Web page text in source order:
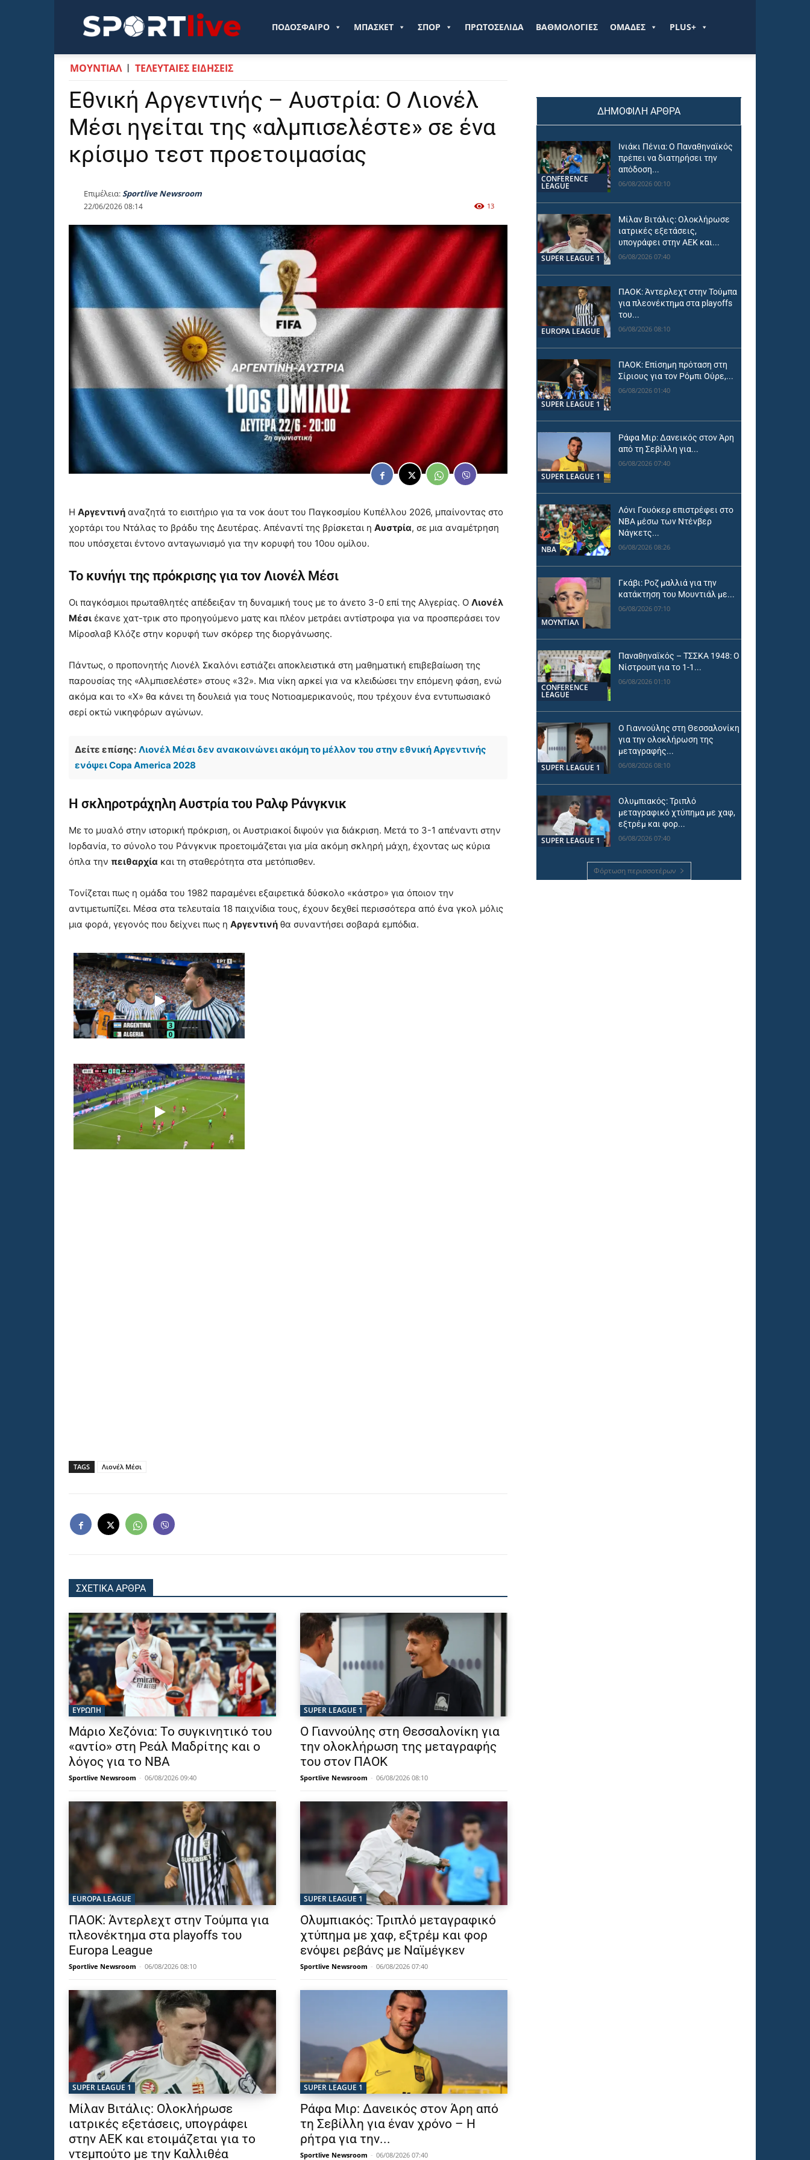
Sportlive.grΠΟΔΟΣΦΑΙΡΟ ΜΠΑΣΚΕΤ ΣΠΟΡ ΠΡΩΤΟΣΕΛΙΔΑ ΒΑΘΜΟΛΟΓΙΕΣ ΟΜΑΔΕΣ PLUS+
ΜΟΥΝΤΙΆΛ ΤΕΛΕΥΤΑΙΕΣ ΕΙΔΗΣΕΙΣ
Εθνική Αργεντινής – Αυστρία: Ο Λιονέλ
Μέσι ηγείται της «αλμπισελέστε» σε ένα
κρίσιμο τεστ προετοιμασίας
Επιμέλεια:Sportlive Newsroom
22/06/2026 08:14 13
Η Αργεντινή αναζητά το εισιτήριο για τα νοκ άουτ του Παγκοσμίου Κυπέλλου 2026, μπαίνοντας στο
χορτάρι του Ντάλας το βράδυ της Δευτέρας. Απέναντί της βρίσκεται η Αυστρία, σε μια αναμέτρηση
που υπόσχεται έντονο ανταγωνισμό για την κορυφή του 10ου ομίλου.
Το κυνήγι της πρόκρισης για τον Λιονέλ Μέσι
Οι παγκόσμιοι πρωταθλητές απέδειξαν τη δυναμική τους με το άνετο 3-0 επί της Αλγερίας. Ο Λιονέλ
Μέσι έκανε χατ-τρικ στο προηγούμενο ματς και πλέον μετράει αντίστροφα για να προσπεράσει τον
Μίροσλαβ Κλόζε στην κορυφή των σκόρερ της διοργάνωσης.
Πάντως, ο προπονητής Λιονέλ Σκαλόνι εστιάζει αποκλειστικά στη μαθηματική επιβεβαίωση της
παρουσίας της «Αλμπισελέστε» στους «32». Μια νίκη αρκεί για να κλειδώσει την επόμενη φάση, ενώ
ακόμα και το «Χ» θα κάνει τη δουλειά για τους Νοτιοαμερικανούς, που τρέχουν ένα εντυπωσιακό
σερί οκτώ νικηφόρων αγώνων.
Δείτε επίσης: Λιονέλ Μέσι δεν ανακοινώνει ακόμη το μέλλον του στην εθνική Αργεντινής
ενόψει Copa America 2028
Η σκληροτράχηλη Αυστρία του Ραλφ Ράνγκνικ
Με το μυαλό στην ιστορική πρόκριση, οι Αυστριακοί διψούν για διάκριση. Μετά το 3-1 απέναντι στην
Ιορδανία, το σύνολο του Ράνγκνικ προετοιμάζεται για μία ακόμη σκληρή μάχη, έχοντας ως κύρια
όπλα την πειθαρχία και τη σταθερότητα στα μετόπισθεν.
Τονίζεται πως η ομάδα του 1982 παραμένει εξαιρετικά δύσκολο «κάστρο» για όποιον την
αντιμετωπίζει. Μέσα στα τελευταία 18 παιχνίδια τους, έχουν δεχθεί περισσότερα από ένα γκολ μόλις
μια φορά, γεγονός που δείχνει πως η Αργεντινή θα συναντήσει σοβαρά εμπόδια.
TAGS Λιονέλ Μέσι
ΣΧΕΤΙΚΑ ΑΡΘΡΑ
ΕΥΡΩΠΗ
Μάριο Χεζόνια: Το συγκινητικό του
«αντίο» στη Ρεάλ Μαδρίτης και ο
λόγος για το NBA
Sportlive Newsroom - 06/08/2026 09:40
SUPER LEAGUE 1
Ο Γιαννούλης στη Θεσσαλονίκη για
την ολοκλήρωση της μεταγραφής
του στον ΠΑΟΚ
Sportlive Newsroom - 06/08/2026 08:10
EUROPA LEAGUE
ΠΑΟΚ: Άντερλεχτ στην Τούμπα για
πλεονέκτημα στα playoffs του
Europa League
Sportlive Newsroom - 06/08/2026 08:10
SUPER LEAGUE 1
Ολυμπιακός: Τριπλό μεταγραφικό
χτύπημα με χαφ, εξτρέμ και φορ
ενόψει ρεβάνς με Ναϊμέγκεν
Sportlive Newsroom - 06/08/2026 07:40
SUPER LEAGUE 1
Μίλαν Βιτάλις: Ολοκλήρωσε
ιατρικές εξετάσεις, υπογράφει
στην ΑΕΚ και ετοιμάζεται για το
ντεμπούτο με την Καλλιθέα
SUPER LEAGUE 1
Ράφα Μιρ: Δανεικός στον Άρη από
τη Σεβίλλη για έναν χρόνο – Η
ρήτρα για την...
Sportlive Newsroom - 06/08/2026 07:40
ΔΗΜΟΦΙΛΗ ΑΡΘΡΑ
CONFERENCE
LEAGUE
Ινιάκι Πένια: Ο Παναθηναϊκός
πρέπει να διατηρήσει την
απόδοση...
06/08/2026 00:10
SUPER LEAGUE 1
Μίλαν Βιτάλις: Ολοκλήρωσε
ιατρικές εξετάσεις,
υπογράφει στην ΑΕΚ και...
06/08/2026 07:40
EUROPA LEAGUE
ΠΑΟΚ: Άντερλεχτ στην Τούμπα
για πλεονέκτημα στα playoffs
του...
06/08/2026 08:10
SUPER LEAGUE 1
ΠΑΟΚ: Επίσημη πρόταση στη
Σίριους για τον Ρόμπι Ούρε,...
06/08/2026 01:40
SUPER LEAGUE 1
Ράφα Μιρ: Δανεικός στον Άρη
από τη Σεβίλλη για...
06/08/2026 07:40
NBA
Λόνι Γουόκερ επιστρέφει στο
NBA μέσω των Ντένβερ
Νάγκετς...
06/08/2026 08:26
ΜΟΥΝΤΙΆΛ
Γκάβι: Ροζ μαλλιά για την
κατάκτηση του Μουντιάλ με...
06/08/2026 07:10
CONFERENCE
LEAGUE
Παναθηναϊκός – ΤΣΣΚΑ 1948: Ο
Νίστρουπ για το 1-1...
06/08/2026 01:10
SUPER LEAGUE 1
Ο Γιαννούλης στη Θεσσαλονίκη
για την ολοκλήρωση της
μεταγραφής...
06/08/2026 08:10
SUPER LEAGUE 1
Ολυμπιακός: Τριπλό
μεταγραφικό χτύπημα με χαφ,
εξτρέμ και φορ...
06/08/2026 07:40
Φόρτωση περισσοτέρων